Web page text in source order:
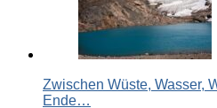
Zwischen Wüste, Wasser,
Ende…